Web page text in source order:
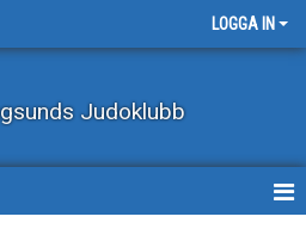
LOGGA IN
Judoklubb